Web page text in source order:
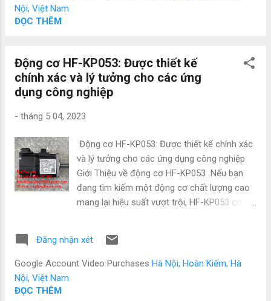
cơ servo mitsubishi HC-MFS73-S24 Điện áp :
3AC 117V 5.2A Công : 750W Tốc độ vòng
quay: 3000r/min Cấp độ bảo vệ: IP65 Về chất
hàng chính hãng nhập khẩu trực tiếp từ đại lý
- Bảo hành 12 tháng , lỗi 1 đổi 1 giao hàng
toàn quốc - Sản phẩm cung cấp giống với
hình ảnh - Hoàn tiền nếu phát sinh lỗi hoặc
hàng hóa không đạt đủ chất lư...
Nội, Việt Nam
ĐỌC THÊM
Động cơ HF-KP053: Được thiết kế
chính xác và lý tưởng cho các ứng
dụng công nghiệp
- tháng 5 04, 2023
Động cơ HF-KP053: Được thiết kế chính xác
và lý tưởng cho các ứng dụng công nghiệp
Giới Thiệu về động cơ HF-KP053 Nếu bạn
đang tìm kiếm một động cơ chất lượng cao
mang lại hiệu suất vượt trội, HF-KP053 có
nghiệp của bạn. Động cơ chất lượng cao này
được thiết kế với độ chính xác và được chế
Đăng nhận xét
Google Account Video Purchases Hà Nội, Hoàn Kiếm, Hà
Nội, Việt Nam
ĐỌC THÊM